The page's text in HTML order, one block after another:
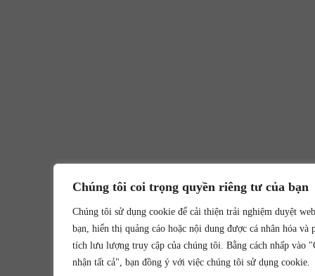
Chúng tôi coi trọng quyền riêng tư của bạn
Chúng tôi sử dụng cookie để cải thiện trải nghiệm duyệt
bạn, hiển thị quảng cáo hoặc nội dung được cá nhân hóa và
tích lưu lượng truy cập của chúng tôi. Bằng cách nhấp vào
nhận tất cả", bạn đồng ý với việc chúng tôi sử dụng cookie.